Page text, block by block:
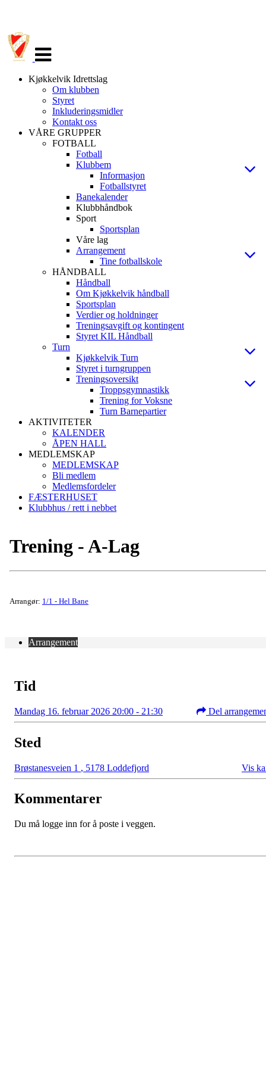
navigasjon
Kjøkkelvik Idrettslag
Om klubben
Styret
Inkluderingsmidler
Kontakt oss
VÅRE GRUPPER
FOTBALL
Fotball
Klubbem
Informasjon
Fotballstyret
Banekalender
Klubbhåndbok
Sport
Sportsplan
Våre lag
Arrangement
Tine fotballskole
HÅNDBALL
Håndball
Om Kjøkkelvik håndball
Sportsplan
Verdier og holdninger
Treningsavgift og kontingent
Styret KIL Håndball
Turn
Kjøkkelvik Turn
Styret i turngruppen
Treningsoversikt
Troppsgymnastikk
Trening for Voksne
Turn Barnepartier
AKTIVITETER
KALENDER
ÅPEN HALL
MEDLEMSKAP
MEDLEMSKAP
Bli medlem
Medlemsfordeler
FÆSTERHUSET
Klubbhus / rett i nebbet
Trening - A-Lag
Arrangør: 1/1 - Hel Bane
Arrangement
Tid
Mandag 16. februar 2026 20:00 - 21:30 Del
Sted
Brøstanesveien 1 , 5178 Loddefjord Vis
Kommentarer
Du må logge inn for å poste i veggen.